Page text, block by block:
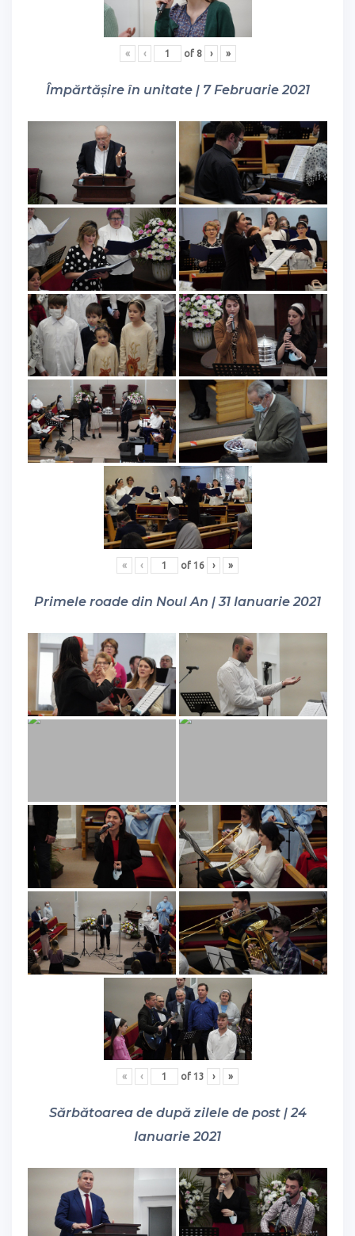
« ‹ of 8 › »
Împărtășire în unitate | 7 Februarie 2021
« ‹ of 16 › »
Primele roade din Noul An | 31 Ianuarie 2021
« ‹ of 13 › »
Sărbătoarea de după zilele de post | 24
Ianuarie 2021